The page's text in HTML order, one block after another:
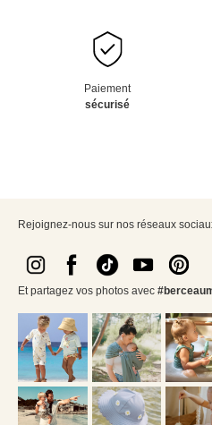
Paiement
sécurisé
Rejoignez-nous sur nos réseaux
Et partagez vos photos avec